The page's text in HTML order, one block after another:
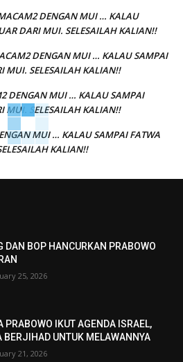
DENGAN MUI … KALAU
DARI MUI. SELESAILAH KALIAN!!
DENGAN MUI … KALAU SAMPAI
MUI. SELESAILAH KALIAN!!
DENGAN MUI … KALAU SAMPAI
MUI. SELESAILAH KALIAN!!
MUI … KALAU SAMPAI FATWA
KALIAN!!
DAN BOP HANCURKAN PRABOWO
25, 2026
PRABOWO IKUT AGENDA ISRAEL,
BERJIHAD UNTUK MELAWANNYA
21, 2026